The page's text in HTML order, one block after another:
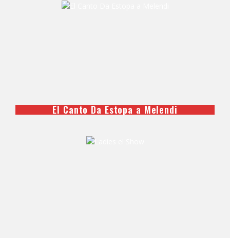
El Canto Da Estopa a Melendi